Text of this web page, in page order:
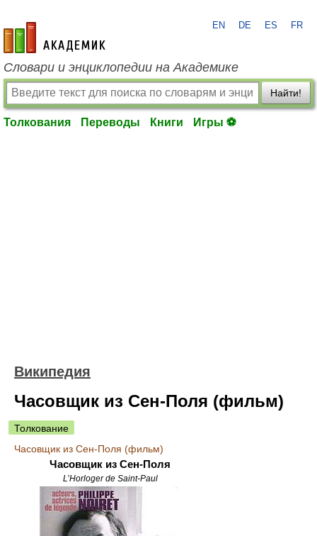
academic.ru
EN DE ES FR
Словари и энциклопедии на Академике
Найти!
Толкования Переводы Книги Игры ⚽
Википедия
Часовщик из Сен-Поля (фильм)
Толкование
Часовщик из Сен-Поля (фильм)
Часовщик из Сен-Поля
L’Horloger de Saint-Paul